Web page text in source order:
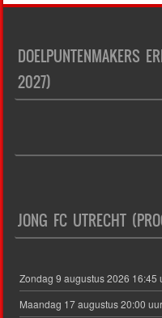
DOELPUNTENMAKERS
2027)
JONG FC UTRECHT
Zondag 9 augustus 2026 16:45
Maandag 17 augustus 20:00